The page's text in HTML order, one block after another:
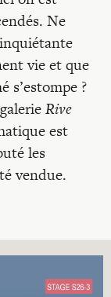
Ne
vie et que
s’estompe ?
Rive
est
les
vendue.